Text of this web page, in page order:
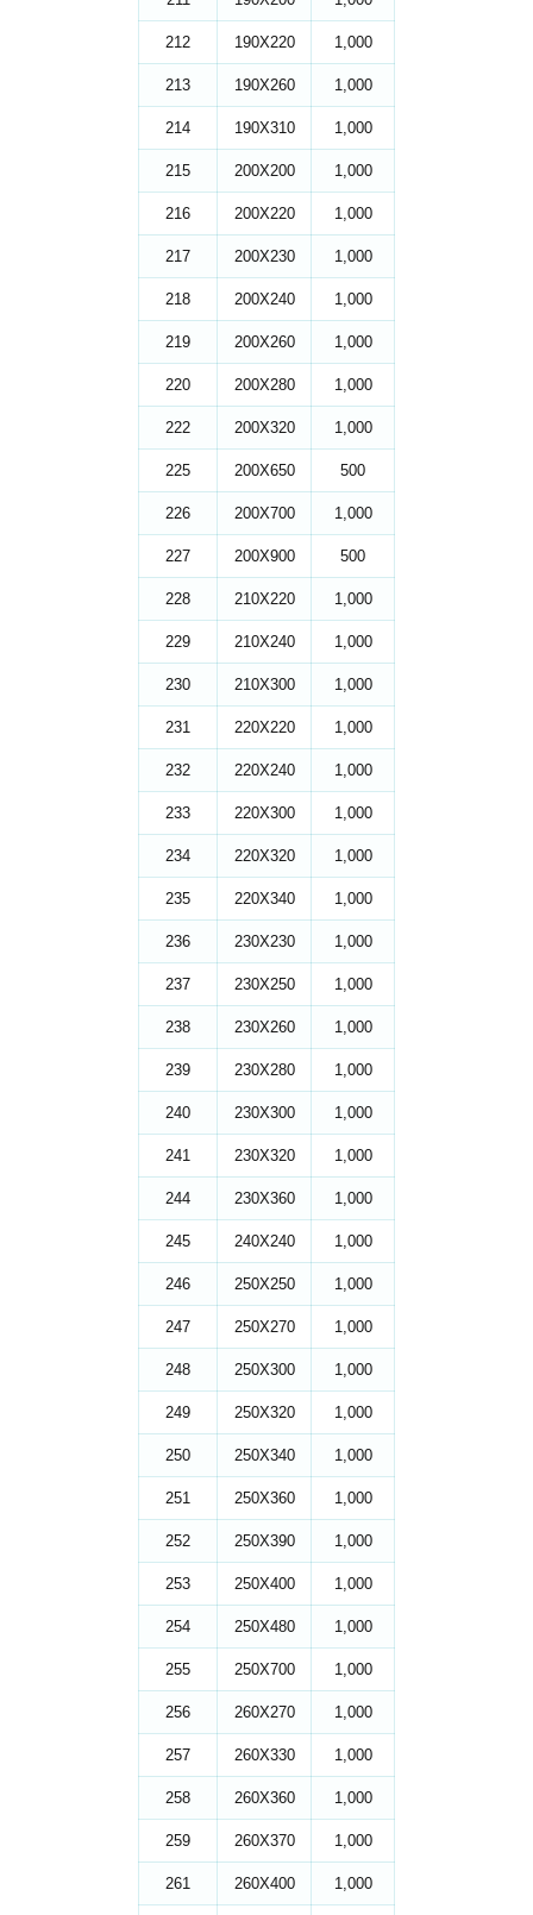
212 190X220 1,000
213 190X260 1,000
214 190X310 1,000
215 200X200 1,000
216 200X220 1,000
217 200X230 1,000
218 200X240 1,000
219 200X260 1,000
220 200X280 1,000
222 200X320 1,000
225 200X650 500
226 200X700 1,000
227 200X900 500
228 210X220 1,000
229 210X240 1,000
230 210X300 1,000
231 220X220 1,000
232 220X240 1,000
233 220X300 1,000
234 220X320 1,000
235 220X340 1,000
236 230X230 1,000
237 230X250 1,000
238 230X260 1,000
239 230X280 1,000
240 230X300 1,000
241 230X320 1,000
244 230X360 1,000
245 240X240 1,000
246 250X250 1,000
247 250X270 1,000
248 250X300 1,000
249 250X320 1,000
250 250X340 1,000
251 250X360 1,000
252 250X390 1,000
253 250X400 1,000
254 250X480 1,000
255 250X700 1,000
256 260X270 1,000
257 260X330 1,000
258 260X360 1,000
259 260X370 1,000
261 260X400 1,000